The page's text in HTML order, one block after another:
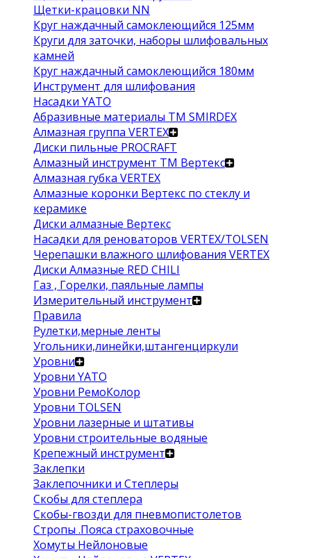
Щетки-крацовки NN
Круг наждачный самоклеющийся 125мм
Круги для заточки, наборы шлифовальных
камней
Круг наждачный самоклеющийся 180мм
Инструмент для шлифования
Насадки YATO
Абразивные материалы ТМ SMIRDEX
Алмазная группа VERTEX
Диски пильные PROCRAFT
Алмазный инструмент ТМ Вертекс
Алмазная губка VERTEX
Алмазные коронки Вертекс по стеклу и
керамике
Диски алмазные Вертекс
Насадки для реноваторов VERTEX/TOLSEN
Черепашки влажного шлифования VERTEX
Диски Алмазные RED CHILI
Газ , Горелки, паяльные лампы
Измерительный инструмент
Правила
Рулетки,мерные ленты
Угольники,линейки,штангенциркули
Уровни
Уровни YATO
Уровни РемоКолор
Уровни TOLSEN
Уровни лазерные и штативы
Уровни строительные водяные
Крепежный инструмент
Заклепки
Заклепочники и Степлеры
Скобы для степлера
Скобы-гвозди для пневмопистолетов
Стропы .Пояса страховочные
Хомуты Нейлоновые